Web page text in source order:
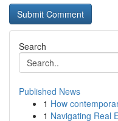
Search
Published News
1 How
1 Navigating Real